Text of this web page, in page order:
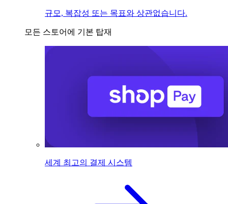
규모, 복잡성 또는 목표와 상관없습니다.
모든 스토어에 기본 탑재
세계 최고의 결제 시스템